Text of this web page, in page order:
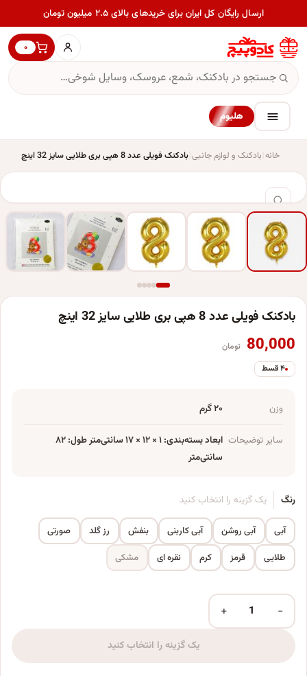
ارسال رایگان کل ایران برای خریدهای بالای ۲.۵ میلیون تومان
۰
هلیوم
خانه بادکنک و لوازم جانبی بادکنک فویلی عدد 8 هپی بری طلایی سایز 32 اینچ
بادکنک فویلی عدد 8 هپی بری طلایی سایز 32 اینچ
80,000 تومان
۴ قسط
وزن ۲۰ گرم
سایر توضیحات
ابعاد بسته‌بندی: ۱ × ۱۲ × ۱۷ سانتی‌متر طول: ۸۲
سانتی‌متر
رنگ یک گزینه را انتخاب کنید
آبی آبی روشن آبی کاربنی بنفش رز گلد
صورتی
طلایی
قرمز کرم نقره ای مشکی
بادکنک فویلی عدد 8 هپی بری طلایی سایز 32 اینچ عدد
−
+
یک گزینه را انتخاب کنید